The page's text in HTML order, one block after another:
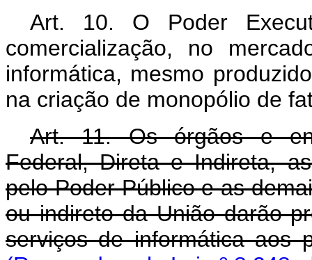
Art. 10. O Poder
comercialização, no
informática, mesmo
na criação de monopólio de
Art. 11. Os órgãos e
Federal, Direta e Indireta,
pelo Poder Público e as
ou indireto da União darão
serviços de informática aos